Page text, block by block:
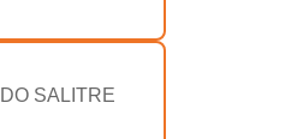
SALITRE